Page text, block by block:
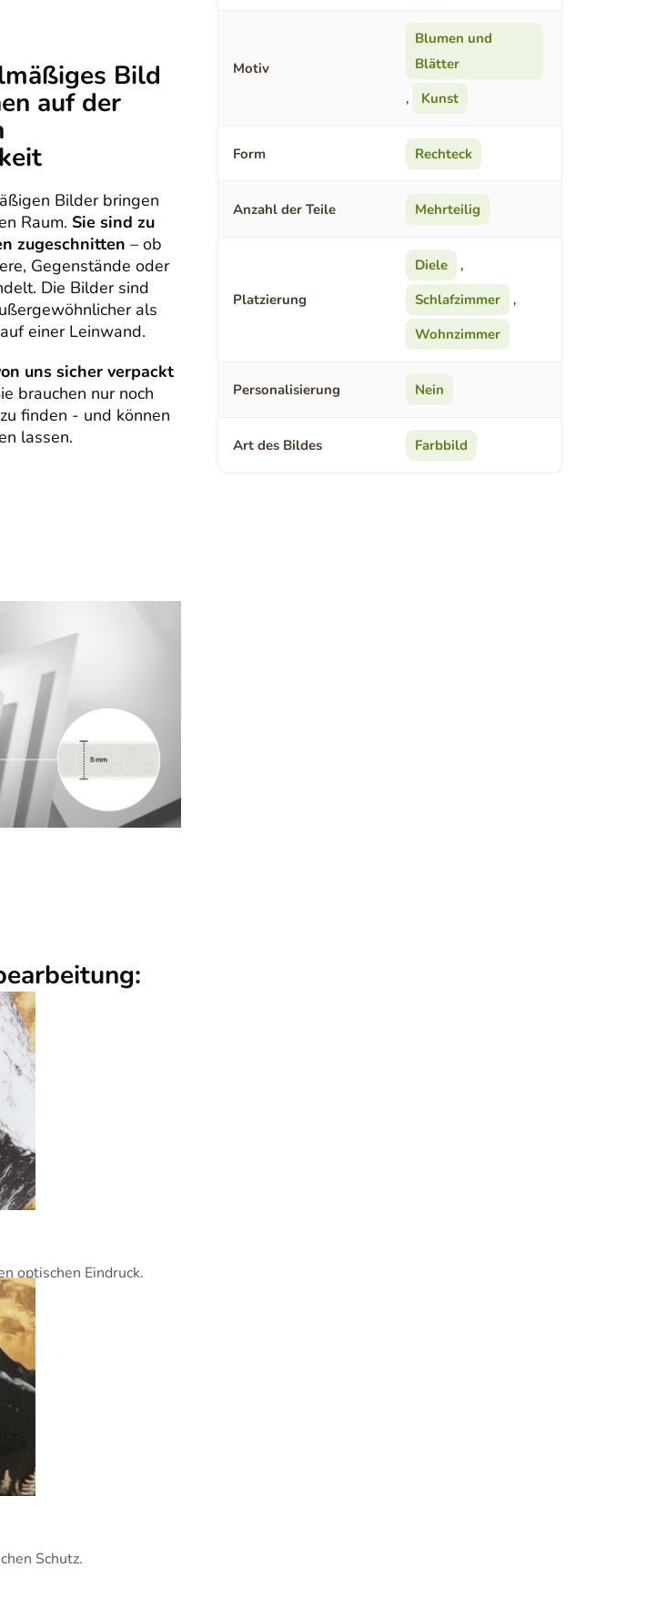
Bild
auf der
Bilder bringen
Raum. Sie sind zu
zugeschnitten – ob
Gegenstände oder
Die Bilder sind
als
einer Leinwand.
uns sicher verpackt
brauchen nur noch
finden - und können
lassen.
optischen Eindruck.
Schutz.
Motiv
Blumen und
Blätter
,
Kunst
Form Rechteck
Anzahl der Teile Mehrteilig
Platzierung
Diele
,
Schlafzimmer
,
Wohnzimmer
Personalisierung Nein
Art des Bildes Farbbild